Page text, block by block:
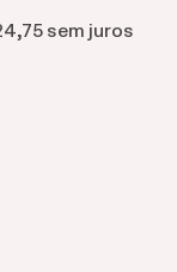
sem juros